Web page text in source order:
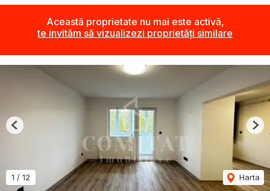
Această proprietate nu mai este activă,
te invităm să vizualizezi proprietăți similare
1 / 12 Harta
Previous